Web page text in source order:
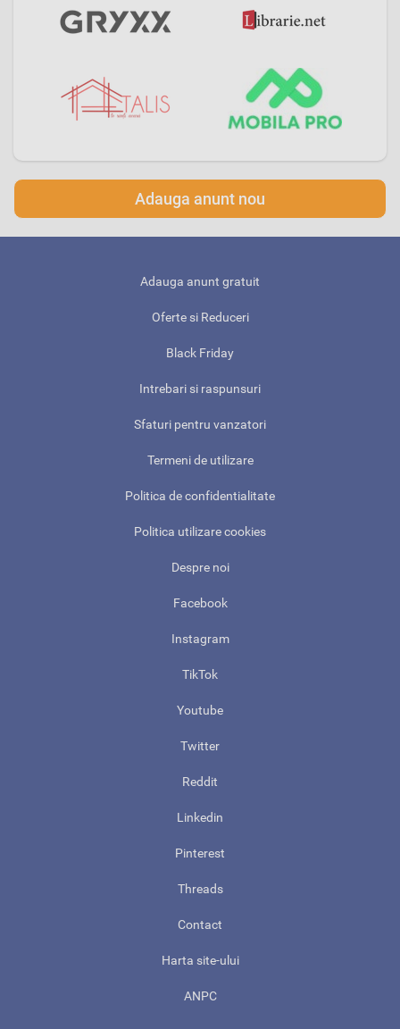
Adauga anunt nou
Adauga anunt gratuit
Oferte si Reduceri
Black Friday
Intrebari si raspunsuri
Sfaturi pentru vanzatori
Termeni de utilizare
Politica de confidentialitate
Politica utilizare cookies
Despre noi
Facebook
Instagram
TikTok
Youtube
Twitter
Reddit
Linkedin
Pinterest
Threads
Contact
Harta site-ului
ANPC